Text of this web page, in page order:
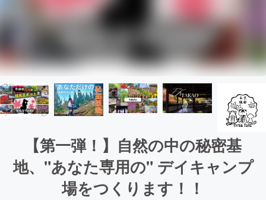
【第一弾！】自然の中の秘密基
地、"あなた専用の" デイキャンプ
場をつくります！！